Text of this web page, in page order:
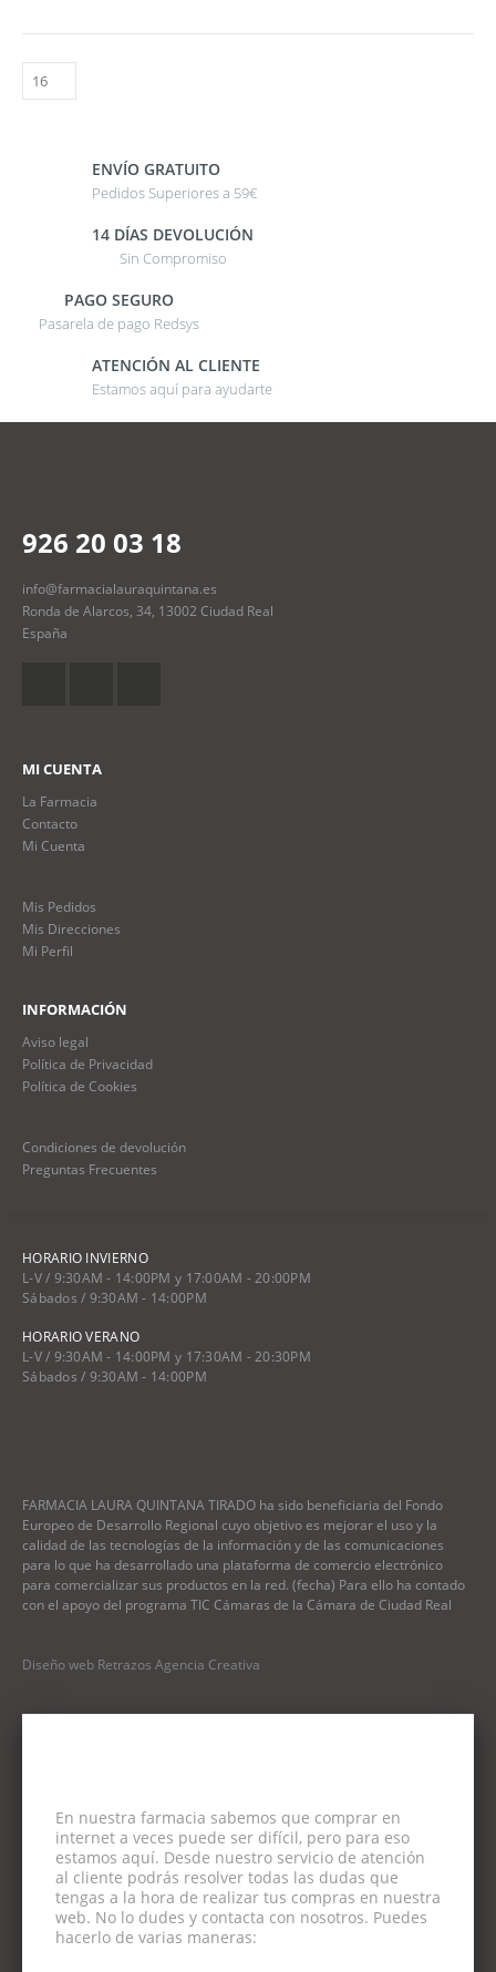
ENVÍO GRATUITO
Pedidos Superiores a 59€
14 DÍAS DEVOLUCIÓN
Sin Compromiso
PAGO SEGURO
Pasarela de pago Redsys
ATENCIÓN AL CLIENTE
Estamos aquí para ayudarte
926 20 03 18
info@farmacialauraquintana.es
Ronda de Alarcos, 34, 13002 Ciudad Real
España
MI CUENTA
La Farmacia
Contacto
Mi Cuenta
Mis Pedidos
Mis Direcciones
Mi Perfil
INFORMACIÓN
Aviso legal
Política de Privacidad
Política de Cookies
Condiciones de devolución
Preguntas Frecuentes
HORARIO INVIERNO
L-V / 9:30AM - 14:00PM y 17:00AM - 20:00PM
Sábados / 9:30AM - 14:00PM
HORARIO VERANO
L-V / 9:30AM - 14:00PM y 17:30AM - 20:30PM
Sábados / 9:30AM - 14:00PM
FARMACIA LAURA QUINTANA TIRADO ha sido beneficiaria del Fondo
Europeo de Desarrollo Regional cuyo objetivo es mejorar el uso y la
calidad de las tecnologías de la información y de las comunicaciones
para lo que ha desarrollado una plataforma de comercio electrónico
para comercializar sus productos en la red. (fecha) Para ello ha contado
con el apoyo del programa TIC Cámaras de la Cámara de Ciudad Real
Diseño web Retrazos Agencia Creativa
En nuestra farmacia sabemos que comprar en
internet a veces puede ser difícil, pero para eso
estamos aquí. Desde nuestro servicio de atención
al cliente podrás resolver todas las dudas que
tengas a la hora de realizar tus compras en nuestra
web. No lo dudes y contacta con nosotros. Puedes
hacerlo de varias maneras: